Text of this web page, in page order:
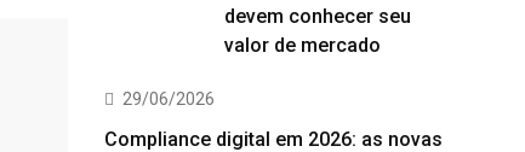
devem conhecer seu
valor de mercado
29/06/2026
Compliance digital em 2026: as novas